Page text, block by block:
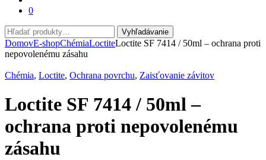
0
Hľadať:
Vyhľadávanie
DomovE-shopChémiaLoctiteLoctite SF 7414 / 50ml – ochrana proti
nepovolenému zásahu
Chémia, Loctite, Ochrana povrchu, Zaisťovanie závitov
Loctite SF 7414 / 50ml –
ochrana proti nepovolenému
zásahu